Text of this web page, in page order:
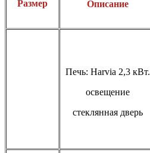
Размер Описание
Печь: Harvia 2,3 кВт.
освещение
стеклянная дверь